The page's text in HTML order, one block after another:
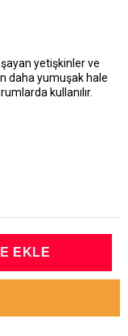
yetişkinler ve
daha yumuşak hale
kullanılır.